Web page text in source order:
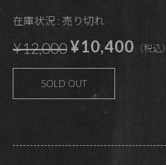
在庫状況 : 売り切れ
¥12,000¥10,400 （税込）
SOLD OUT